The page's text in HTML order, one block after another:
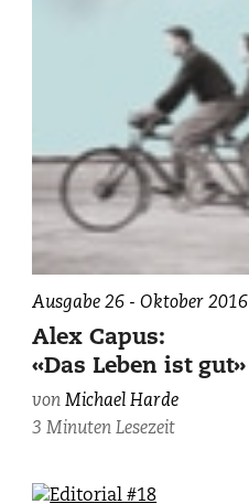
Ausgabe 26 - Oktober 2016
Alex Capus:
«Das Leben ist gut»
vonMichael Harde
3 Minuten Lesezeit